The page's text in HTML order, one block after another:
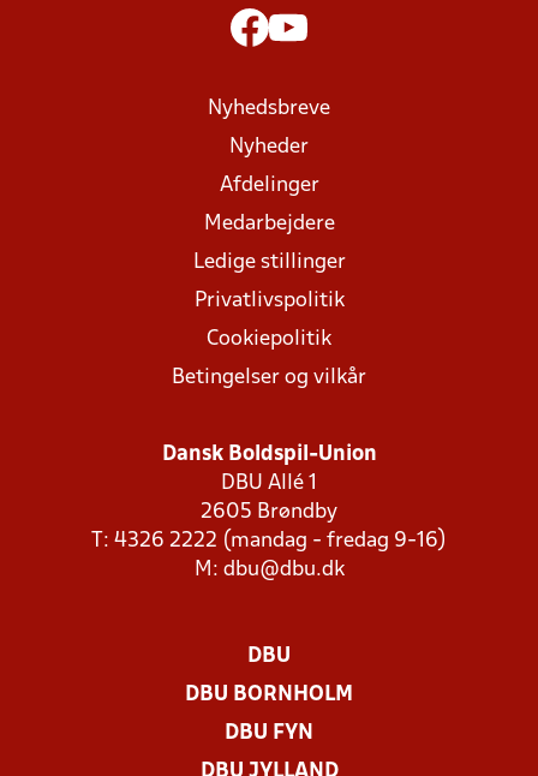
Nyhedsbreve
Nyheder
Afdelinger
Medarbejdere
Ledige stillinger
Privatlivspolitik
Cookiepolitik
Betingelser og vilkår
Dansk Boldspil-Union
DBU Allé 1
2605 Brøndby
T: 4326 2222 (mandag - fredag 9-16)
M: dbu@dbu.dk
DBU
DBU BORNHOLM
DBU FYN